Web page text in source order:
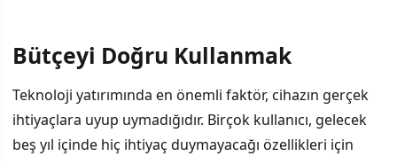
Bütçeyi Doğru Kullanmak
Teknoloji yatırımında en önemli faktör, cihazın gerçek
ihtiyaçlara uyup uymadığıdır. Birçok kullanıcı, gelecek
beş yıl içinde hiç ihtiyaç duymayacağı özellikleri için